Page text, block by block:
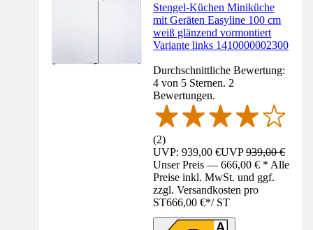
Stengel-Küchen Miniküche
mit Geräten Easyline 100 cm
weiß glänzend vormontiert
Variante links 1410000002300
Durchschnittliche Bewertung:
4 von 5 Sternen. 2
Bewertungen.
(2)
UVP: 939,00 €UVP939,00 €
Unser Preis — 666,00 € * Alle
Preise inkl. MwSt. und ggf.
zzgl. Versandkosten pro
ST666,00 €*/ ST